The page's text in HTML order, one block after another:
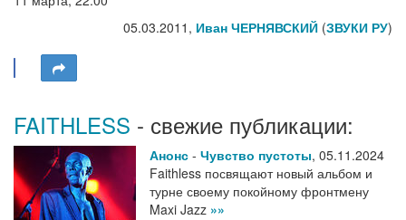
05.03.2011, Иван ЧЕРНЯВСКИЙ (ЗВУКИ РУ)
FAITHLESS - свежие публикации:
Анонс - Чувство пустоты, 05.11.2024
Faithless посвящают новый альбом и
турне своему покойному фронтмену
Maxi Jazz »»